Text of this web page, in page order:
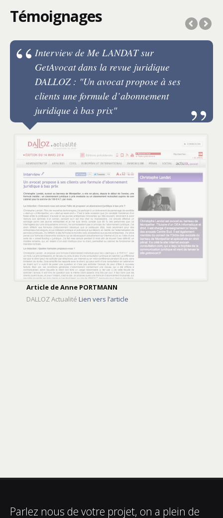
Témoignages
Interview de Me LANDAT sur
GetAvocat dans la revue juridique
DALLOZ : "Un avocat propose à ses
clients une formule d’abonnement
juridique à bas prix"
Article de Anne PORTMANN
DALLOZ Actualité Lien vers l’article
Parlez nous de votre projet, on a plein de